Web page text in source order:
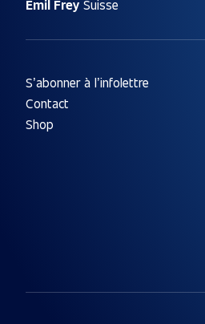
Emil Frey Suisse
S’abonner à l’infolettre
Contact
Shop